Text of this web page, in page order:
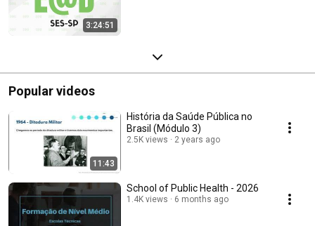
3:24:51
Popular videos
11:43
História da Saúde Pública no
Brasil (Módulo 3)
2.5K views 2 years ago
School of Public Health - 2026
1.4K views 6 months ago